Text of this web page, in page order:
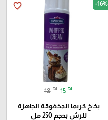
favorite_border -16%
18 ₪ 15 ₪
بخاخ كريما المخفوقة الجاهزة
للرش بحجم 250 مل